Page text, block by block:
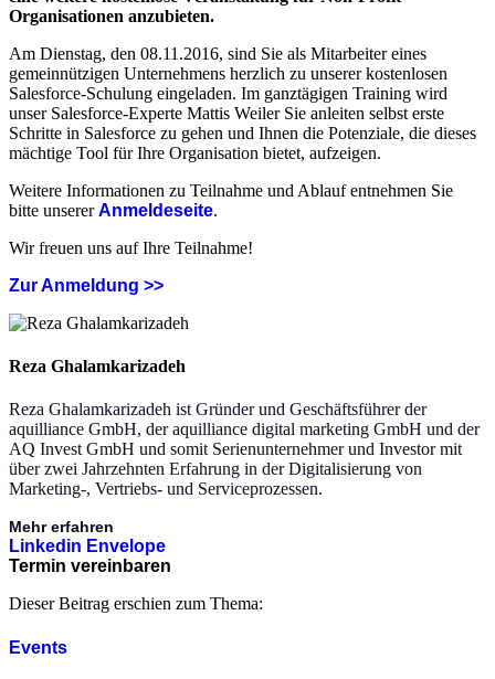
Organisationen anzubieten.
Am Dienstag, den 08.11.2016, sind Sie als Mitarbeiter eines
gemeinnützigen Unternehmens herzlich zu unserer kostenlosen
Salesforce-Schulung eingeladen. Im ganztägigen Training wird
unser Salesforce-Experte Mattis Weiler Sie anleiten selbst erste
Schritte in Salesforce zu gehen und Ihnen die Potenziale, die dieses
mächtige Tool für Ihre Organisation bietet, aufzeigen.
Weitere Informationen zu Teilnahme und Ablauf entnehmen Sie
bitte unsererAnmeldeseite.
Wir freuen uns auf Ihre Teilnahme!
Zur Anmeldung >>
Reza Ghalamkarizadeh
Reza Ghalamkarizadeh ist Gründer und Geschäftsführer der
aquilliance GmbH, der aquilliance digital marketing GmbH und der
AQ Invest GmbH und somit Serienunternehmer und Investor mit
über zwei Jahrzehnten Erfahrung in der Digitalisierung von
Marketing-, Vertriebs- und Serviceprozessen.
Mehr erfahren
Linkedin Envelope
Termin vereinbaren
Dieser Beitrag erschien zum Thema:
Events